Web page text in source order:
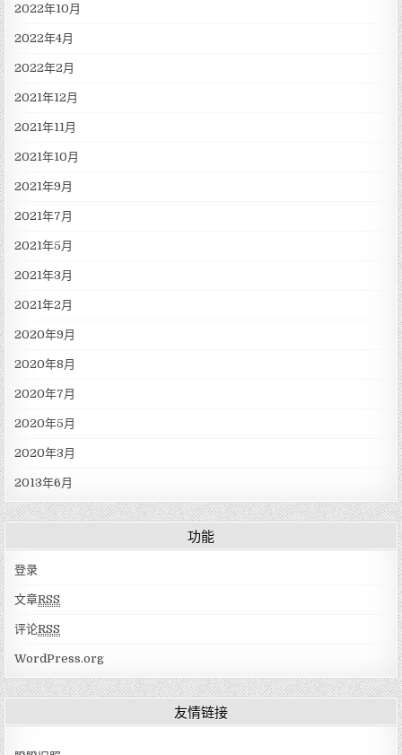
2022年10月
2022年4月
2022年2月
2021年12月
2021年11月
2021年10月
2021年9月
2021年7月
2021年5月
2021年3月
2021年2月
2020年9月
2020年8月
2020年7月
2020年5月
2020年3月
2013年6月
功能
登录
文章RSS
评论RSS
WordPress.org
友情链接